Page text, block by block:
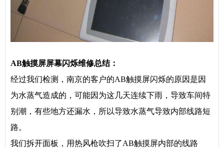
AB触摸屏屏幕闪烁维修总结：
经过我们检测，南京的客户的AB触摸屏闪烁的原因是因
为水蒸气造成的，可能因为这几天连续下雨，导致车间特
别潮，有些地方还漏水，所以导致水蒸气导致内部线路短
路。
我们拆开面板，用热风枪吹扫了AB触摸屏内部的线路